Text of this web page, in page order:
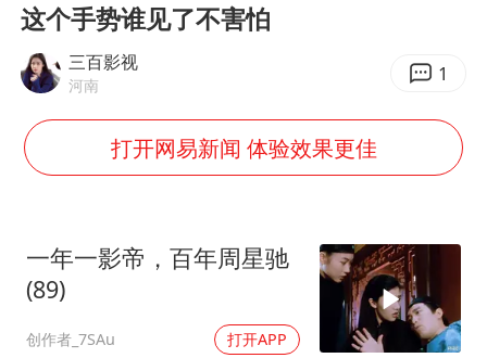
贵州轮胎子公司获美国退税8136万
郑国霖回应去景区上班被保安拦下
OpenAI免费版将升级为GPT-5.6 Luna
中方回应是否在太平洋海底开采稀土
这个手势谁见了不害怕
三百影视
河南 1
打开网易新闻 体验效果更佳
一年一影帝，百年周星驰
(89)
创作者_7SAu 打开APP